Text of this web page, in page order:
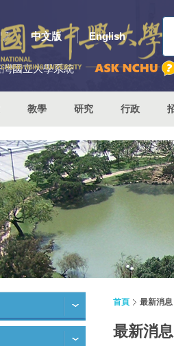
中文版 English
灣國立大學系統
教學 研究 行政
首頁 最新消息
最新消息